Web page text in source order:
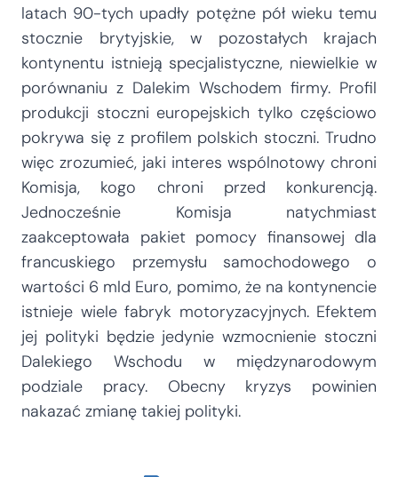
latach 90-tych upadły potężne pół wieku temu
stocznie brytyjskie, w pozostałych krajach
kontynentu istnieją specjalistyczne, niewielkie w
porównaniu z Dalekim Wschodem firmy. Profil
produkcji stoczni europejskich tylko częściowo
pokrywa się z profilem polskich stoczni. Trudno
więc zrozumieć, jaki interes wspólnotowy chroni
Komisja, kogo chroni przed konkurencją.
Jednocześnie Komisja natychmiast
zaakceptowała pakiet pomocy finansowej dla
francuskiego przemysłu samochodowego o
wartości 6 mld Euro, pomimo, że na kontynencie
istnieje wiele fabryk motoryzacyjnych. Efektem
jej polityki będzie jedynie wzmocnienie stoczni
Dalekiego Wschodu w międzynarodowym
podziale pracy. Obecny kryzys powinien
nakazać zmianę takiej polityki.